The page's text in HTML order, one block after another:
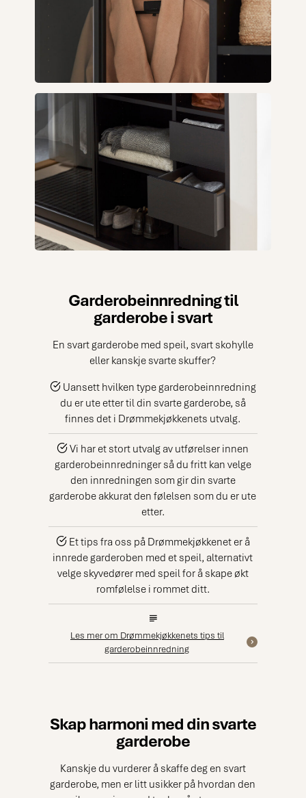
Garderobeinnredning til
garderobe i svart
En svart garderobe med speil, svart skohylle
eller kanskje svarte skuffer?
Uansett hvilken type garderobeinnredning
du er ute etter til din svarte garderobe, så
finnes det i Drømmekjøkkenets utvalg.
Vi har et stort utvalg av utførelser innen
garderobeinnredninger så du fritt kan velge
den innredningen som gir din svarte
garderobe akkurat den følelsen som du er ute
etter.
Et tips fra oss på Drømmekjøkkenet er å
innrede garderoben med et speil, alternativt
velge skyvedører med speil for å skape økt
romfølelse i rommet ditt.
Les mer om Drømmekjøkkenets tips til
garderobeinnredning
Skap harmoni med din svarte
garderobe
Kanskje du vurderer å skaffe deg en svart
garderobe, men er litt usikker på hvordan den